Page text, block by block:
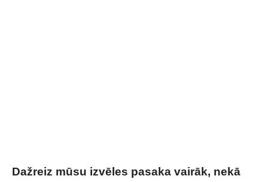
Dažreiz mūsu izvēles pasaka vairāk, nekā